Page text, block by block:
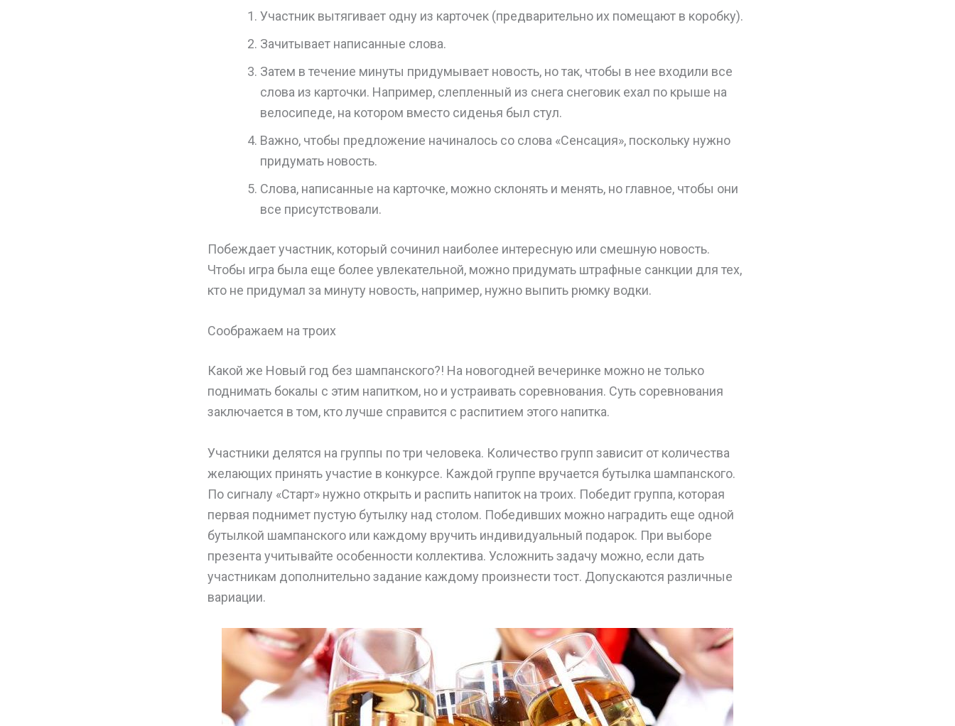
Участник вытягивает одну из карточек (предварительно их помещают в коробку).
Зачитывает написанные слова.
Затем в течение минуты придумывает новость, но так, чтобы в нее входили все
слова из карточки. Например, слепленный из снега снеговик ехал по крыше на
велосипеде, на котором вместо сиденья был стул.
Важно, чтобы предложение начиналось со слова «Сенсация», поскольку нужно
придумать новость.
Слова, написанные на карточке, можно склонять и менять, но главное, чтобы они
все присутствовали.
Побеждает участник, который сочинил наиболее интересную или смешную новость.
Чтобы игра была еще более увлекательной, можно придумать штрафные санкции для тех,
кто не придумал за минуту новость, например, нужно выпить рюмку водки.
Соображаем на троих
Какой же Новый год без шампанского?! На новогодней вечеринке можно не только
поднимать бокалы с этим напитком, но и устраивать соревнования. Суть соревнования
заключается в том, кто лучше справится с распитием этого напитка.
Участники делятся на группы по три человека. Количество групп зависит от количества
желающих принять участие в конкурсе. Каждой группе вручается бутылка шампанского.
По сигналу «Старт» нужно открыть и распить напиток на троих. Победит группа, которая
первая поднимет пустую бутылку над столом. Победивших можно наградить еще одной
бутылкой шампанского или каждому вручить индивидуальный подарок. При выборе
презента учитывайте особенности коллектива. Усложнить задачу можно, если дать
участникам дополнительно задание каждому произнести тост. Допускаются различные
вариации.